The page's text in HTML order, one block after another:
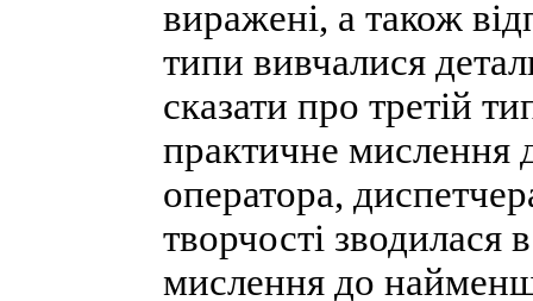
виражені, а також
типи вивчалися
сказати про третій
практичне мислення
оператора,
творчості зводилася
мислення до